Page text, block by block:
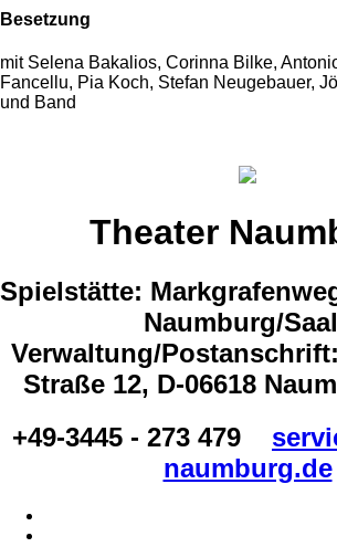
Besetzung
mit Selena Bakalios, Corinna Bilke,
Fancellu, Pia Koch, Stefan Neugebauer,
und Band
Theater
Spielstätte:
Naumburg/
Verwaltung/
Straße 12, D-06618
+49-3445 - 273 479
naumburg.de